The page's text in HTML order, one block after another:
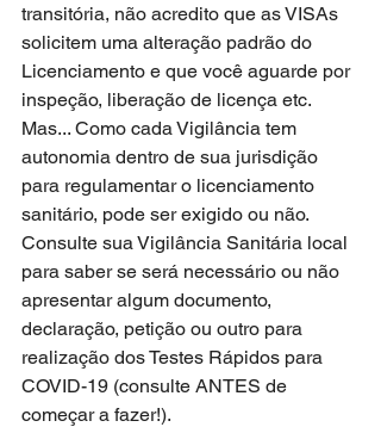
transitória, não acredito que as VISAs
solicitem uma alteração padrão do
Licenciamento e que você aguarde por
inspeção, liberação de licença etc.
Mas... Como cada Vigilância tem
autonomia dentro de sua jurisdição
para regulamentar o licenciamento
sanitário, pode ser exigido ou não.
Consulte sua Vigilância Sanitária local
para saber se será necessário ou não
apresentar algum documento,
declaração, petição ou outro para
realização dos Testes Rápidos para
COVID-19 (consulte ANTES de
começar a fazer!).